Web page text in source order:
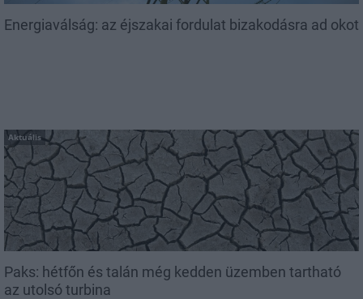
Energiaválság: az éjszakai fordulat bizakodásra ad okot
Aktuális
Paks: hétfőn és talán még kedden üzemben tartható
az utolsó turbina